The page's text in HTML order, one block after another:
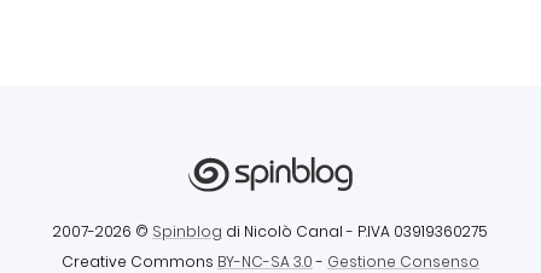
2007-2026 © Spinblog di Nicolò Canal - P.IVA 03919360275
Creative Commons BY-NC-SA 3.0- Gestione Consenso